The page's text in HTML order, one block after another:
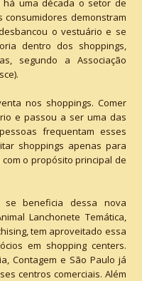
há uma década o setor de
consumidores demonstram
o vestuário e se
dentro dos shoppings,
segundo a Associação
nos shoppings. Comer
e passou a ser uma das
frequentam esses
shoppings apenas para
o propósito principal de
se beneficia dessa nova
Lanchonete Temática,
tem aproveitado essa
em shopping centers.
Contagem e São Paulo já
centros comerciais. Além